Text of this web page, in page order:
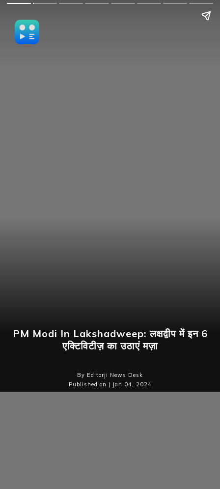
PM Modi In Lakshadweep: लक्षद्वीप में इन 6
एक्टिविटीज़ का उठाएं मज़ा
By Editorji News Desk
Published on | Jan 04, 2024